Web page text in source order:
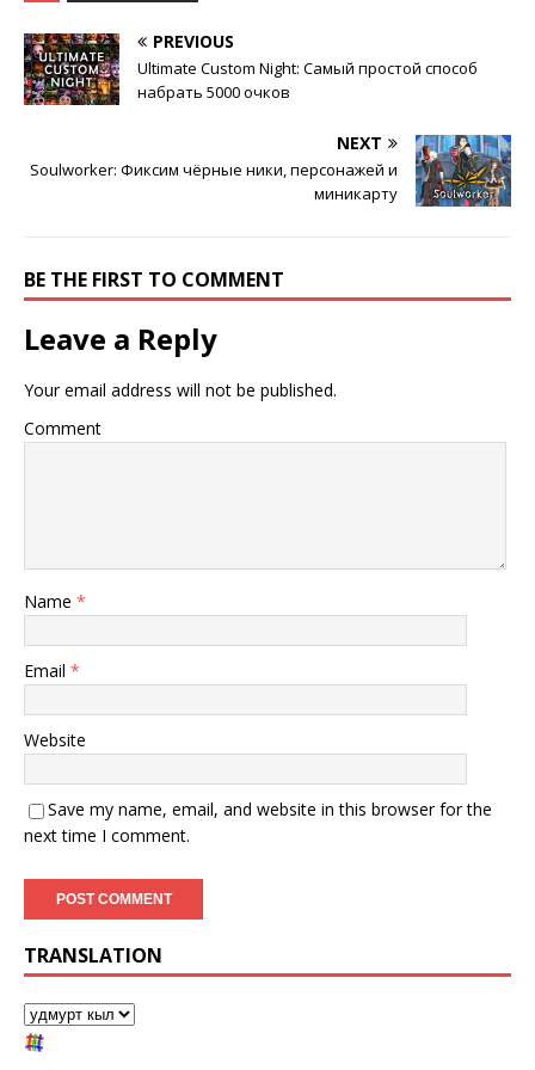
PREVIOUS
Ultimate Custom Night: Самый простой способ
набрать 5000 очков
NEXT
Soulworker: Фиксим чёрные ники, персонажей и
миникарту
BE THE FIRST TO COMMENT
Leave a Reply
Your email address will not be published.
Comment
Name *
Email *
Website
Save my name, email, and website in this browser for the
next time I comment.
TRANSLATION